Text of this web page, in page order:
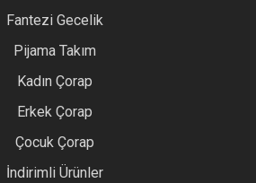
Fantezi Gecelik
Pijama Takım
Kadın Çorap
Erkek Çorap
Çocuk Çorap
İndirimli Ürünler